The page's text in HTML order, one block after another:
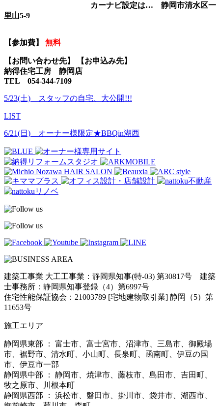
カーナビ設定は… 静岡市清水区一
里山5-9
【参加費】 無料
【お問い合わせ先】 【お申込み先】
納得住宅工房 静岡店
TEL 054-344-7109
5/23(土) スタッフの自宅、大公開!!!
LIST
6/21(日) オーナー様限定★BBQin湖西
建築工事業 大工工事業：静岡県知事(特-03) 第30817号 建築
士事務所：静岡県知事登録（4）第6997号
住宅性能保証協会：21003789 [宅地建物取引業] 静岡（5）第
11653号
施工エリア
静岡県東部 ： 富士市、富士宮市、沼津市、三島市、御殿場
市、裾野市、清水町、小山町、長泉町、函南町、伊豆の国
市、伊豆市一部
静岡県中部 ： 静岡市、焼津市、藤枝市、島田市、吉田町、
牧之原市、川根本町
静岡県西部 ： 浜松市、磐田市、掛川市、袋井市、湖西市、